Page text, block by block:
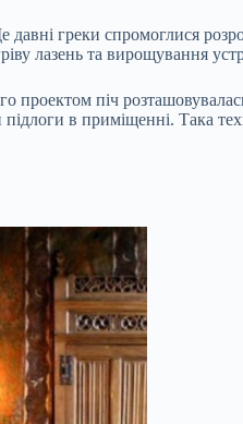
греки спромоглися
лазень та вирощування
проектом піч
в приміщенні. Така